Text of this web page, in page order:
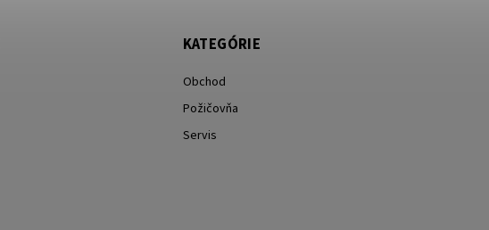
KATEGÓRIE
Obchod
Požičovňa
Servis